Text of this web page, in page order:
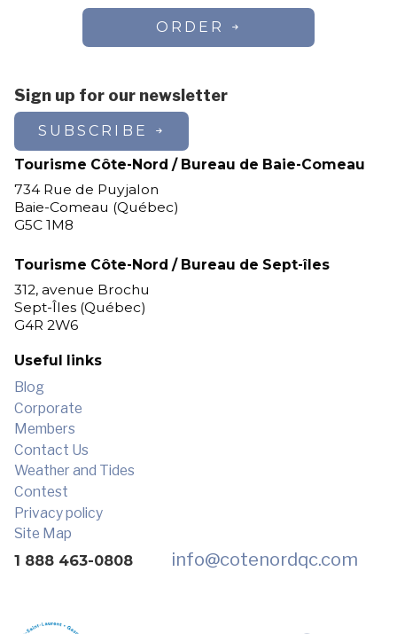
ORDER
Sign up for our newsletter
SUBSCRIBE
Tourisme Côte-Nord / Bureau de Baie-Comeau
734 Rue de Puyjalon
Baie-Comeau (Québec)
G5C 1M8
Tourisme Côte-Nord / Bureau de Sept-îles
312, avenue Brochu
Sept-Îles (Québec)
G4R 2W6
Useful links
Blog
Corporate
Members
Contact Us
Weather and Tides
Contest
Privacy policy
Site Map
1 888 463-0808 info@cotenordqc.com